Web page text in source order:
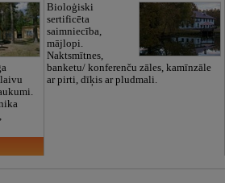
Bioloģiski
sertificēta
saimniecība,
mājlopi.
Naktsmītnes,
banketu/ konferenču zāles, kamīnzāle
ar pirti, dīķis ar pludmali.